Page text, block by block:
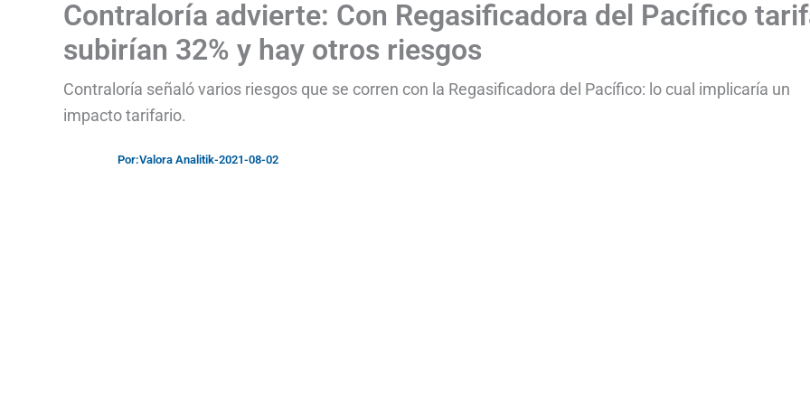
Contraloría advierte: Con Regasificadora del Pacífico
subirían 32% y hay otros riesgos
Contraloría señaló varios riesgos que se corren con la Regasificadora del Pacífico: lo cual implicaría un
impacto tarifario.
Por:Valora Analitik-2021-08-02